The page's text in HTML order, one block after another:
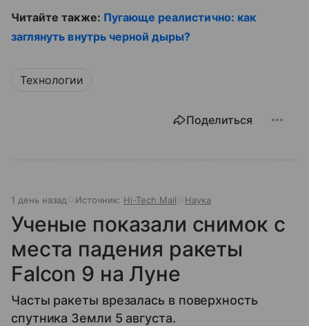
Читайте также: Пугающе реалистично: как
заглянуть внутрь черной дыры?
Технологии
Поделиться
1 день назад Источник: Hi-Tech Mail Наука
Ученые показали снимок с
места падения ракеты
Falcon 9 на Луне
Часты ракеты врезалась в поверхность
спутника Земли 5 августа.